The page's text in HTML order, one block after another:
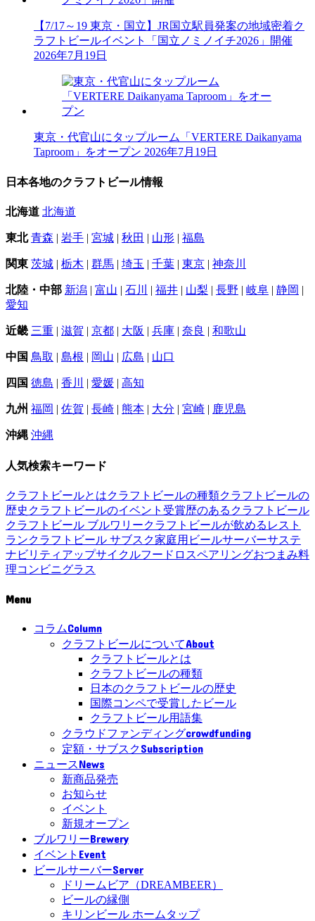
【7/17～19 東京・国立】JR国立駅員発案の地域密着ク
ラフトビールイベント「国立ノミノイチ2026」開催
2026年7月19日
東京・代官山にタップルーム「VERTERE Daikanyama
Taproom」をオープン 2026年7月19日
日本各地のクラフトビール情報
北海道 北海道
東北 青森 | 岩手 | 宮城 | 秋田 | 山形 | 福島
関東 茨城 | 栃木 | 群馬 | 埼玉 | 千葉 | 東京 | 神奈川
北陸・中部 新潟 | 富山 | 石川 | 福井 | 山梨 | 長野 | 岐阜 | 静岡 |
愛知
近畿 三重 | 滋賀 | 京都 | 大阪 | 兵庫 | 奈良 | 和歌山
中国 鳥取 | 島根 | 岡山 | 広島 | 山口
四国 徳島 | 香川 | 愛媛 | 高知
九州 福岡 | 佐賀 | 長崎 | 熊本 | 大分 | 宮崎 | 鹿児島
沖縄 沖縄
人気検索キーワード
クラフトビールとはクラフトビールの種類クラフトビールの
歴史 クラフトビールのイベント 受賞歴のあるクラフトビール
クラフトビール ブルワリークラフトビールが飲めるレスト
ランクラフトビール サブスク家庭用ビールサーバーサステ
ナビリティ アップサイクルフードロスペアリングおつまみ料
理コンビニグラス
Menu
コラムColumn
クラフトビールについてAbout
クラフトビールとは
クラフトビールの種類
日本のクラフトビールの歴史
国際コンペで受賞したビール
クラフトビール用語集
クラウドファンディングcrowdfunding
定額・サブスクSubscription
ニュースNews
新商品発売
お知らせ
イベント
新規オープン
ブルワリーBrewery
イベント Event
ビールサーバーServer
ドリームビア（DREAMBEER）
ビールの縁側
キリンビール ホームタップ